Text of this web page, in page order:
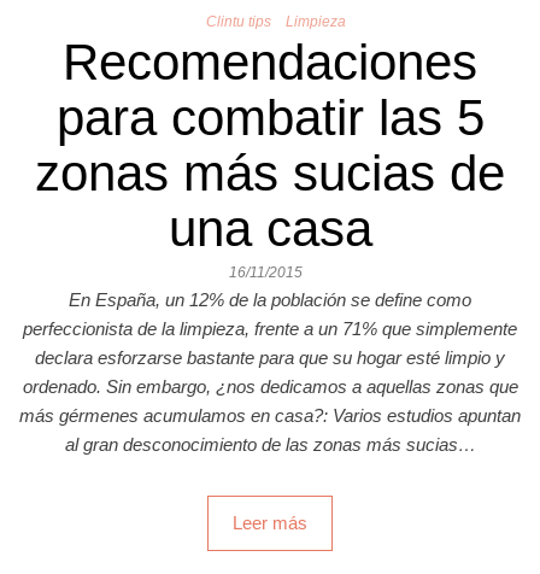
Clintu tips Limpieza
Recomendaciones
para combatir las 5
zonas más sucias de
una casa
16/11/2015
En España, un 12% de la población se define como
perfeccionista de la limpieza, frente a un 71% que simplemente
declara esforzarse bastante para que su hogar esté limpio y
ordenado. Sin embargo, ¿nos dedicamos a aquellas zonas que
más gérmenes acumulamos en casa?: Varios estudios apuntan
al gran desconocimiento de las zonas más sucias…
Leer más